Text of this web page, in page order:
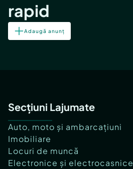
rapid
Adaugă anunț
Secțiuni Lajumate
Auto, moto și ambarcațiuni
Imobiliare
Locuri de muncă
Electronice și electrocasnice